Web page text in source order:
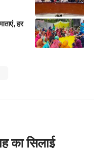
हर
का सिलाई